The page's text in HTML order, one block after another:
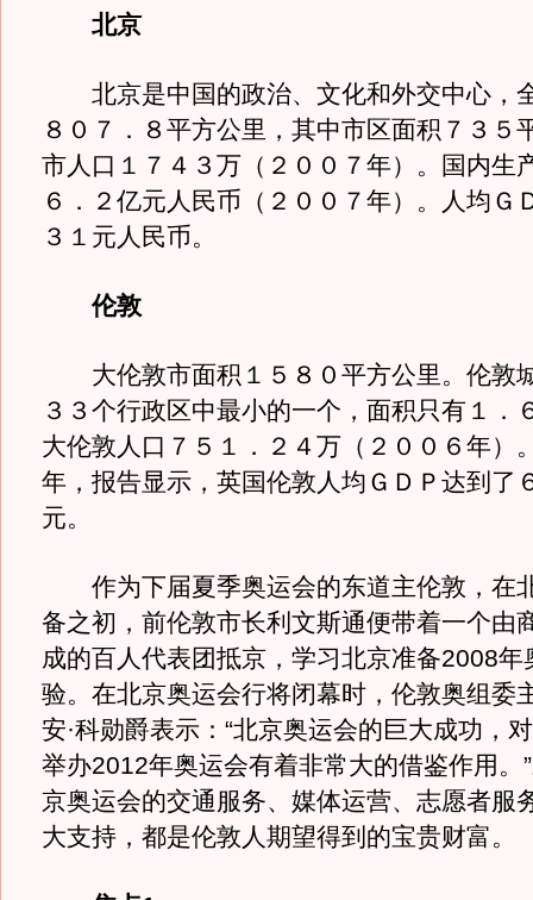
北京
北京是中国的政治、文化和外交中心，
８０７．８平方公里，其中市区面积７３５
市人口１７４３万（２００７年）。国内生
６．２亿元人民币（２００７年）。人均Ｇ
３１元人民币。
伦敦
大伦敦市面积１５８０平方公里。伦敦
３３个行政区中最小的一个，面积只有１．
大伦敦人口７５１．２４万（２００６年）
年，报告显示，英国伦敦人均ＧＤＰ达到了
元。
作为下届夏季奥运会的东道主伦敦，在
备之初，前伦敦市长利文斯通便带着一个由
成的百人代表团抵京，学习北京准备2008年
验。在北京奥运会行将闭幕时，伦敦奥组委
安·科勋爵表示：“北京奥运会的巨大成功，
举办2012年奥运会有着非常大的借鉴作用。
京奥运会的交通服务、媒体运营、志愿者服
大支持，都是伦敦人期望得到的宝贵财富。